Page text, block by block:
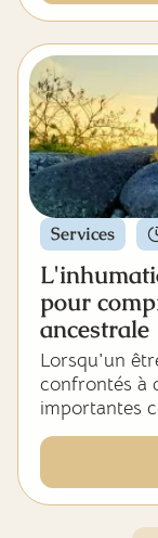
promettait
l'objet d'une
convient
options
d'inhumation.
Services
pour
ancestrale
Lorsqu'un
confrontés à
importantes
elles, le
place
millénaire
une fosse au
l'une des